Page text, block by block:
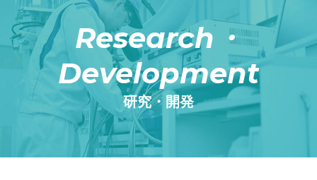
Research・
Development
研究・開発